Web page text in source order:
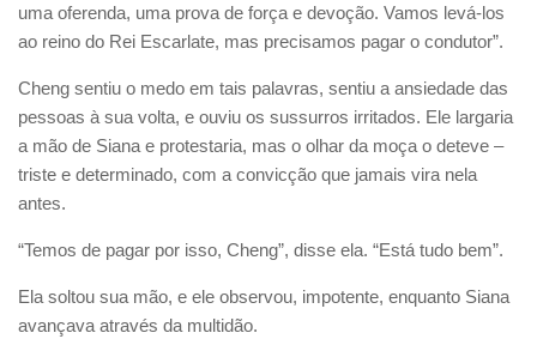
uma oferenda, uma prova de força e devoção. Vamos levá-los
ao reino do Rei Escarlate, mas precisamos pagar o condutor”.
Cheng sentiu o medo em tais palavras, sentiu a ansiedade das
pessoas à sua volta, e ouviu os sussurros irritados. Ele largaria
a mão de Siana e protestaria, mas o olhar da moça o deteve –
triste e determinado, com a convicção que jamais vira nela
antes.
“Temos de pagar por isso, Cheng”, disse ela. “Está tudo bem”.
Ela soltou sua mão, e ele observou, impotente, enquanto Siana
avançava através da multidão.